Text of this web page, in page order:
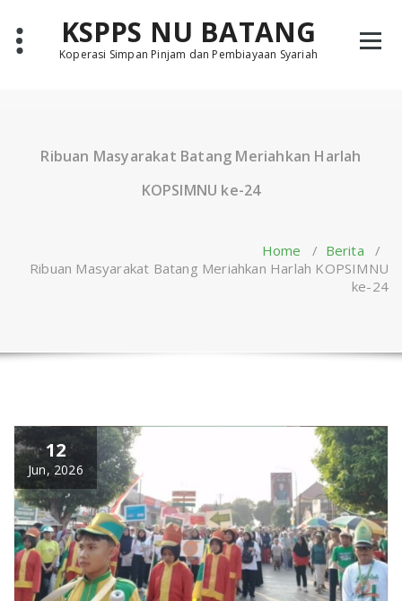
content
KSPPS NU BATANG
Koperasi Simpan Pinjam dan Pembiayaan Syariah
Ribuan Masyarakat Batang Meriahkan Harlah
KOPSIMNU ke-24
Home / Berita /
Ribuan Masyarakat Batang Meriahkan Harlah KOPSIMNU
ke-24
12
Jun, 2026